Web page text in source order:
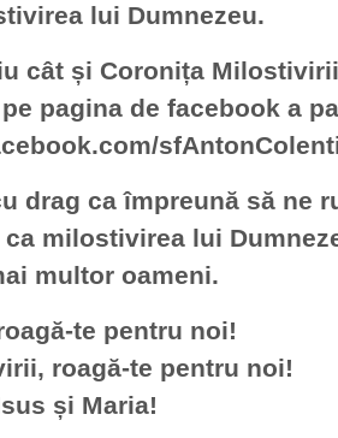
lui Dumnezeu.
cât și Coronița
pagina de facebook a
drag ca împreună să ne
milostivirea lui
multor oameni.
te pentru noi!
roagă-te pentru noi!
și Maria!